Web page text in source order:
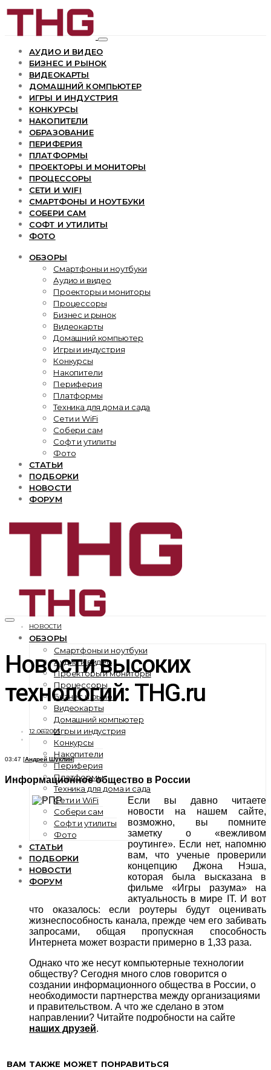
АУДИО И ВИДЕО
БИЗНЕС И РЫНОК
ВИДЕОКАРТЫ
ДОМАШНИЙ КОМПЬЮТЕР
ИГРЫ И ИНДУСТРИЯ
КОНКУРСЫ
НАКОПИТЕЛИ
ОБРАЗОВАНИЕ
ПЕРИФЕРИЯ
ПЛАТФОРМЫ
ПРОЕКТОРЫ И МОНИТОРЫ
ПРОЦЕССОРЫ
СЕТИ И WIFI
СМАРТФОНЫ И НОУТБУКИ
СОБЕРИ САМ
СОФТ И УТИЛИТЫ
ФОТО
ОБЗОРЫ
Смартфоны и ноутбуки
Аудио и видео
Проекторы и мониторы
Процессоры
Бизнес и рынок
Видеокарты
Домашний компьютер
Игры и индустрия
Конкурсы
Накопители
Периферия
Платформы
Техника для дома и сада
Сети и WiFi
Собери сам
Софт и утилиты
Фото
СТАТЬИ
ПОДБОРКИ
НОВОСТИ
ФОРУМ
ОБЗОРЫ
Смартфоны и ноутбуки
Аудио и видео
Проекторы и мониторы
Процессоры
Бизнес и рынок
Видеокарты
Домашний компьютер
Игры и индустрия
Конкурсы
Накопители
Периферия
Платформы
Техника для дома и сада
Сети и WiFi
Собери сам
Софт и утилиты
Фото
СТАТЬИ
ПОДБОРКИ
НОВОСТИ
ФОРУМ
НОВОСТИ
Новости высоких
технологий: THG.ru
12.06.2003
03:47 [Андрей Шуклин]
Информационное общество в России
Если вы давно читаете
новости на нашем сайте,
возможно, вы помните
заметку о «вежливом
роутинге». Если нет, напомню
вам, что ученые проверили
концепцию Джона Нэша,
которая была высказана в
фильме «Игры разума» на
актуальность в мире IT. И вот
что оказалось: если роутеры будут оценивать
жизнеспособность канала, прежде чем его забивать
запросами, общая пропускная способность
Интернета может возрасти примерно в 1,33 раза.
Однако что же несут компьютерные технологии
обществу? Сегодня много слов говорится о
создании информационного общества в России, о
необходимости партнерства между организациями
и правительством. А что же сделано в этом
направлении? Читайте подробности на сайте
наших друзей.
ВАМ ТАКЖЕ МОЖЕТ ПОНРАВИТЬСЯ